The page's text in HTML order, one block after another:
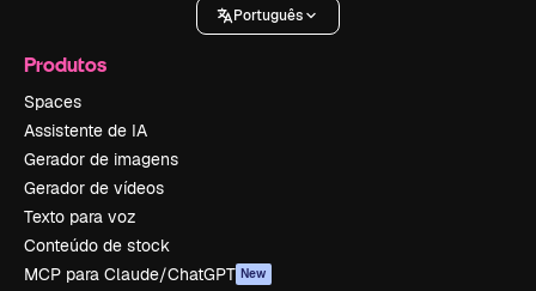
Português
Produtos
Spaces
Assistente de IA
Gerador de imagens
Gerador de vídeos
Texto para voz
Conteúdo de stock
MCP para Claude/ChatGPT New